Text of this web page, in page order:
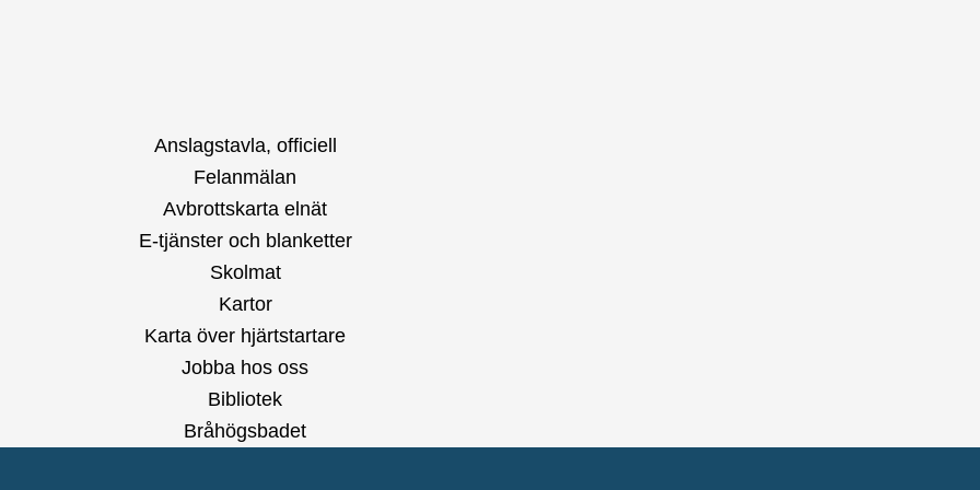
Anslagstavla, officiell
Felanmälan
Avbrottskarta elnät
E-tjänster och blanketter
Skolmat
Kartor
Karta över hjärtstartare
Jobba hos oss
Bibliotek
Bråhögsbadet